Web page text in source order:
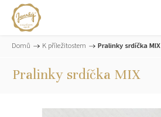
Domů / K příležitostem / Pralinky srdíčka MIX
Pralinky srdíčka MIX